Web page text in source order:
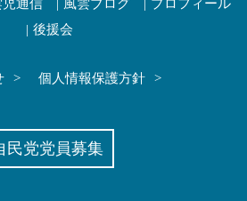
通信 風雲ブログ
プロフィール
後援会
個人情報保護方針
民党党員募集